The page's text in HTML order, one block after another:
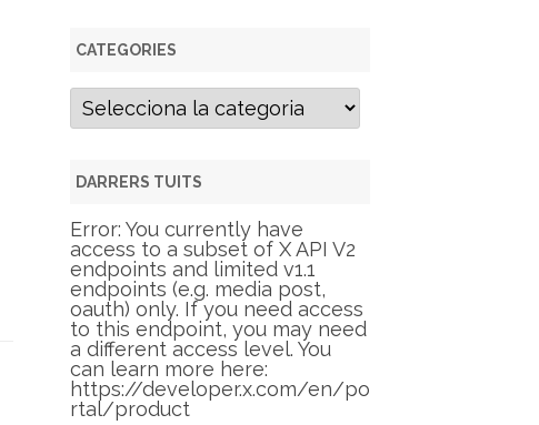
CATEGORIES
C
g
r
i
e
s
DARRERS TUITS
Error: You currently have
access to a subset of X API V2
endpoints and limited v1.1
endpoints (e.g. media post,
oauth) only. If you need access
to this endpoint, you may need
a different access level. You
can learn more here:
https://developer.x.com/en/po
rtal/product